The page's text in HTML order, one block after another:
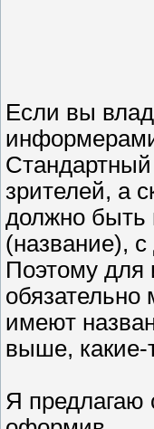
Если вы
зрителей, а
должно быть
(название),
Поэтому для
имеют
выше, какие-
Я предлагаю